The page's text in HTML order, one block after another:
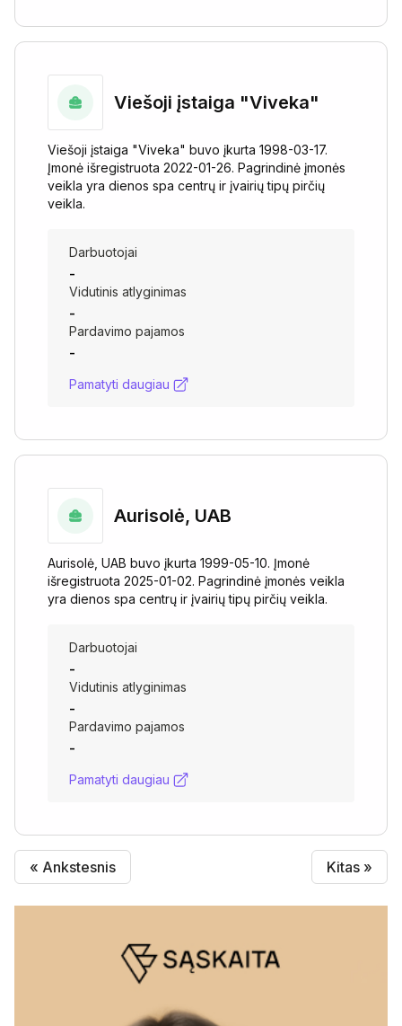
Viešoji įstaiga "Viveka"
Viešoji įstaiga "Viveka" buvo įkurta 1998-03-17.
Įmonė išregistruota 2022-01-26. Pagrindinė įmonės
veikla yra dienos spa centrų ir įvairių tipų pirčių
veikla.
Darbuotojai
-
Vidutinis atlyginimas
-
Pardavimo pajamos
-
Pamatyti daugiau
Aurisolė, UAB
Aurisolė, UAB buvo įkurta 1999-05-10. Įmonė
išregistruota 2025-01-02. Pagrindinė įmonės veikla
yra dienos spa centrų ir įvairių tipų pirčių veikla.
Darbuotojai
-
Vidutinis atlyginimas
-
Pardavimo pajamos
-
Pamatyti daugiau
« Ankstesnis Kitas »